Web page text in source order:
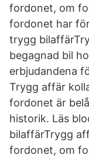
fordonet, om
fordonet har
trygg
begagnad bil
erbjudandena
Trygg affär
fordonet är
historik. Läs
bilaffärTrygg
fordonet, om